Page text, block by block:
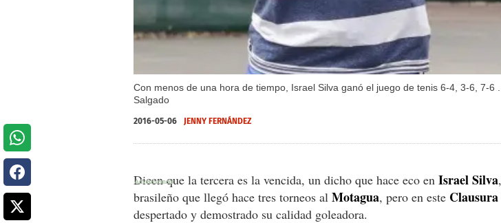
Con menos de una hora de tiempo, Israel Silva ganó el juego de tenis 6-4, 3-6, 7-
Salgado
2016-05-06 JENNY FERNÁNDEZ
Dicen que la tercera es la vencida, un dicho que hace eco en Israel Silva
brasileño que llegó hace tres torneos al Motagua, pero en este Clausura
despertado y demostrado su calidad goleadora.